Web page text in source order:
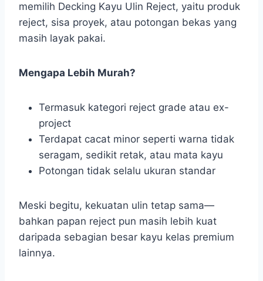
memilih Decking Kayu Ulin Reject, yaitu produk
reject, sisa proyek, atau potongan bekas yang
masih layak pakai.
Mengapa Lebih Murah?
Termasuk kategori reject grade atau ex-
project
Terdapat cacat minor seperti warna tidak
seragam, sedikit retak, atau mata kayu
Potongan tidak selalu ukuran standar
Meski begitu, kekuatan ulin tetap sama—
bahkan papan reject pun masih lebih kuat
daripada sebagian besar kayu kelas premium
lainnya.